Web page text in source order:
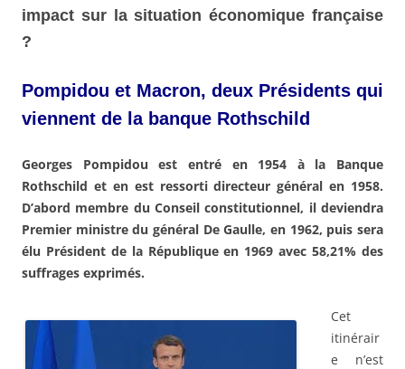
impact sur la situation économique française
?
Pompidou et Macron, deux Présidents qui
viennent de la banque Rothschild
Georges Pompidou est entré en 1954 à la Banque
Rothschild et en est ressorti directeur général en 1958.
D’abord membre du Conseil constitutionnel, il deviendra
Premier ministre du général De Gaulle, en 1962, puis sera
élu Président de la République en 1969 avec 58,21% des
suffrages exprimés.
Cet
itinérair
e n’est